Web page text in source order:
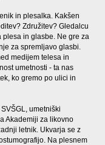
in plesalka. Kakšen
Združitev? Gledalcu
in glasbe. Ne gre za
za spremljavo glasbi.
medijem telesa in
umetnosti - ta nas
ko gremo po ulici in
umetniški
Akademiji za likovno
letnik. Ukvarja se z
Na plesnem